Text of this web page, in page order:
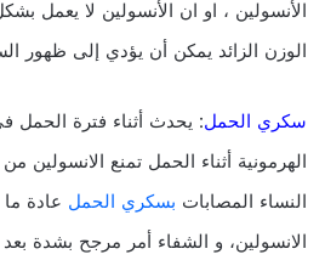
الأنسولين ، او ان الأنسولين لا يعمل
الوزن الزائد يمكن أن يؤدي إلى ظهور
سكري الحمل: يحدث أثناء فترة الحمل
الهرمونية أثناء الحمل تمنع
النساء المصابات بسكري الحمل عادة
الانسولين، و الشفاء أمر مرجح بشدة بعد